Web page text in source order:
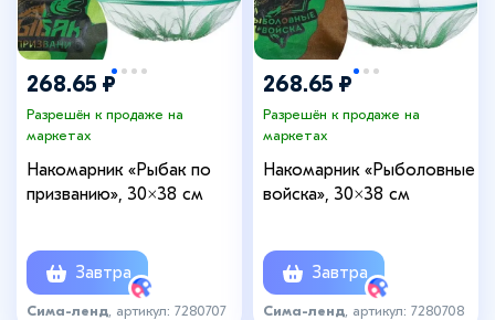
268.65 ₽
Разрешён к продаже на
маркетах
Накомарник «Рыбак по
призванию», 30×38 см
Завтра
Сима-ленд , артикул: 7280707
268.65 ₽
Разрешён к продаже на
маркетах
Накомарник «Рыболовные
войска», 30×38 см
Завтра
Сима-ленд , артикул: 7280708